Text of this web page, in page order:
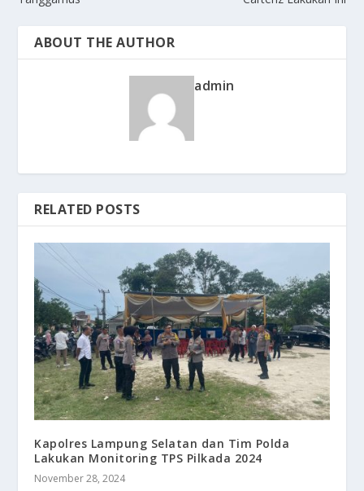
ABOUT THE AUTHOR
admin
RELATED POSTS
Kapolres Lampung Selatan dan Tim Polda
Lakukan Monitoring TPS Pilkada 2024
November 28, 2024